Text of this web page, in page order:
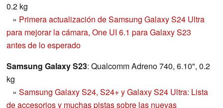
0.2 kg
» Primera actualización de Samsung Galaxy S24 Ultra
para mejorar la cámara, One UI 6.1 para Galaxy S23
antes de lo esperado
Samsung Galaxy S23: Qualcomm Adreno 740, 6.10", 0.2
kg
» Samsung Galaxy S24, S24+ y Galaxy S24 Ultra: Lista
de accesorios y muchas pistas sobre las nuevas